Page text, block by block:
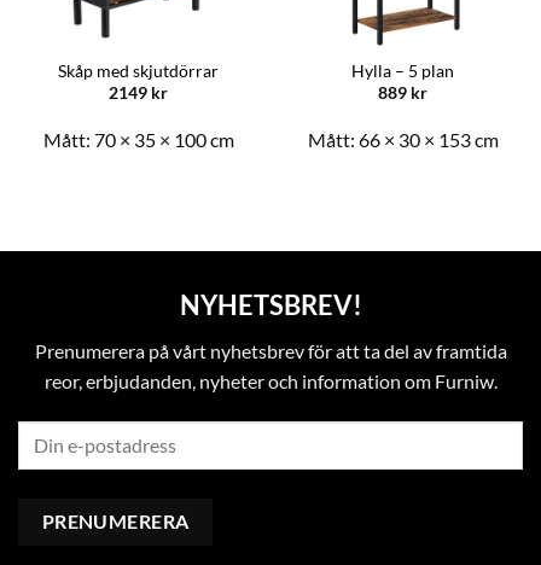
Skåp med skjutdörrar
2149 kr
Mått: 70 × 35 × 100 cm
Hylla – 5 plan
889 kr
Mått: 66 × 30 × 153 cm
NYHETSBREV!
Prenumerera på vårt nyhetsbrev för att ta del av framtida
reor, erbjudanden, nyheter och information om Furniw.